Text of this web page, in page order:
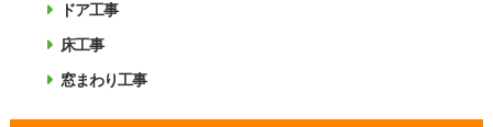
ドア工事
床工事
窓まわり工事